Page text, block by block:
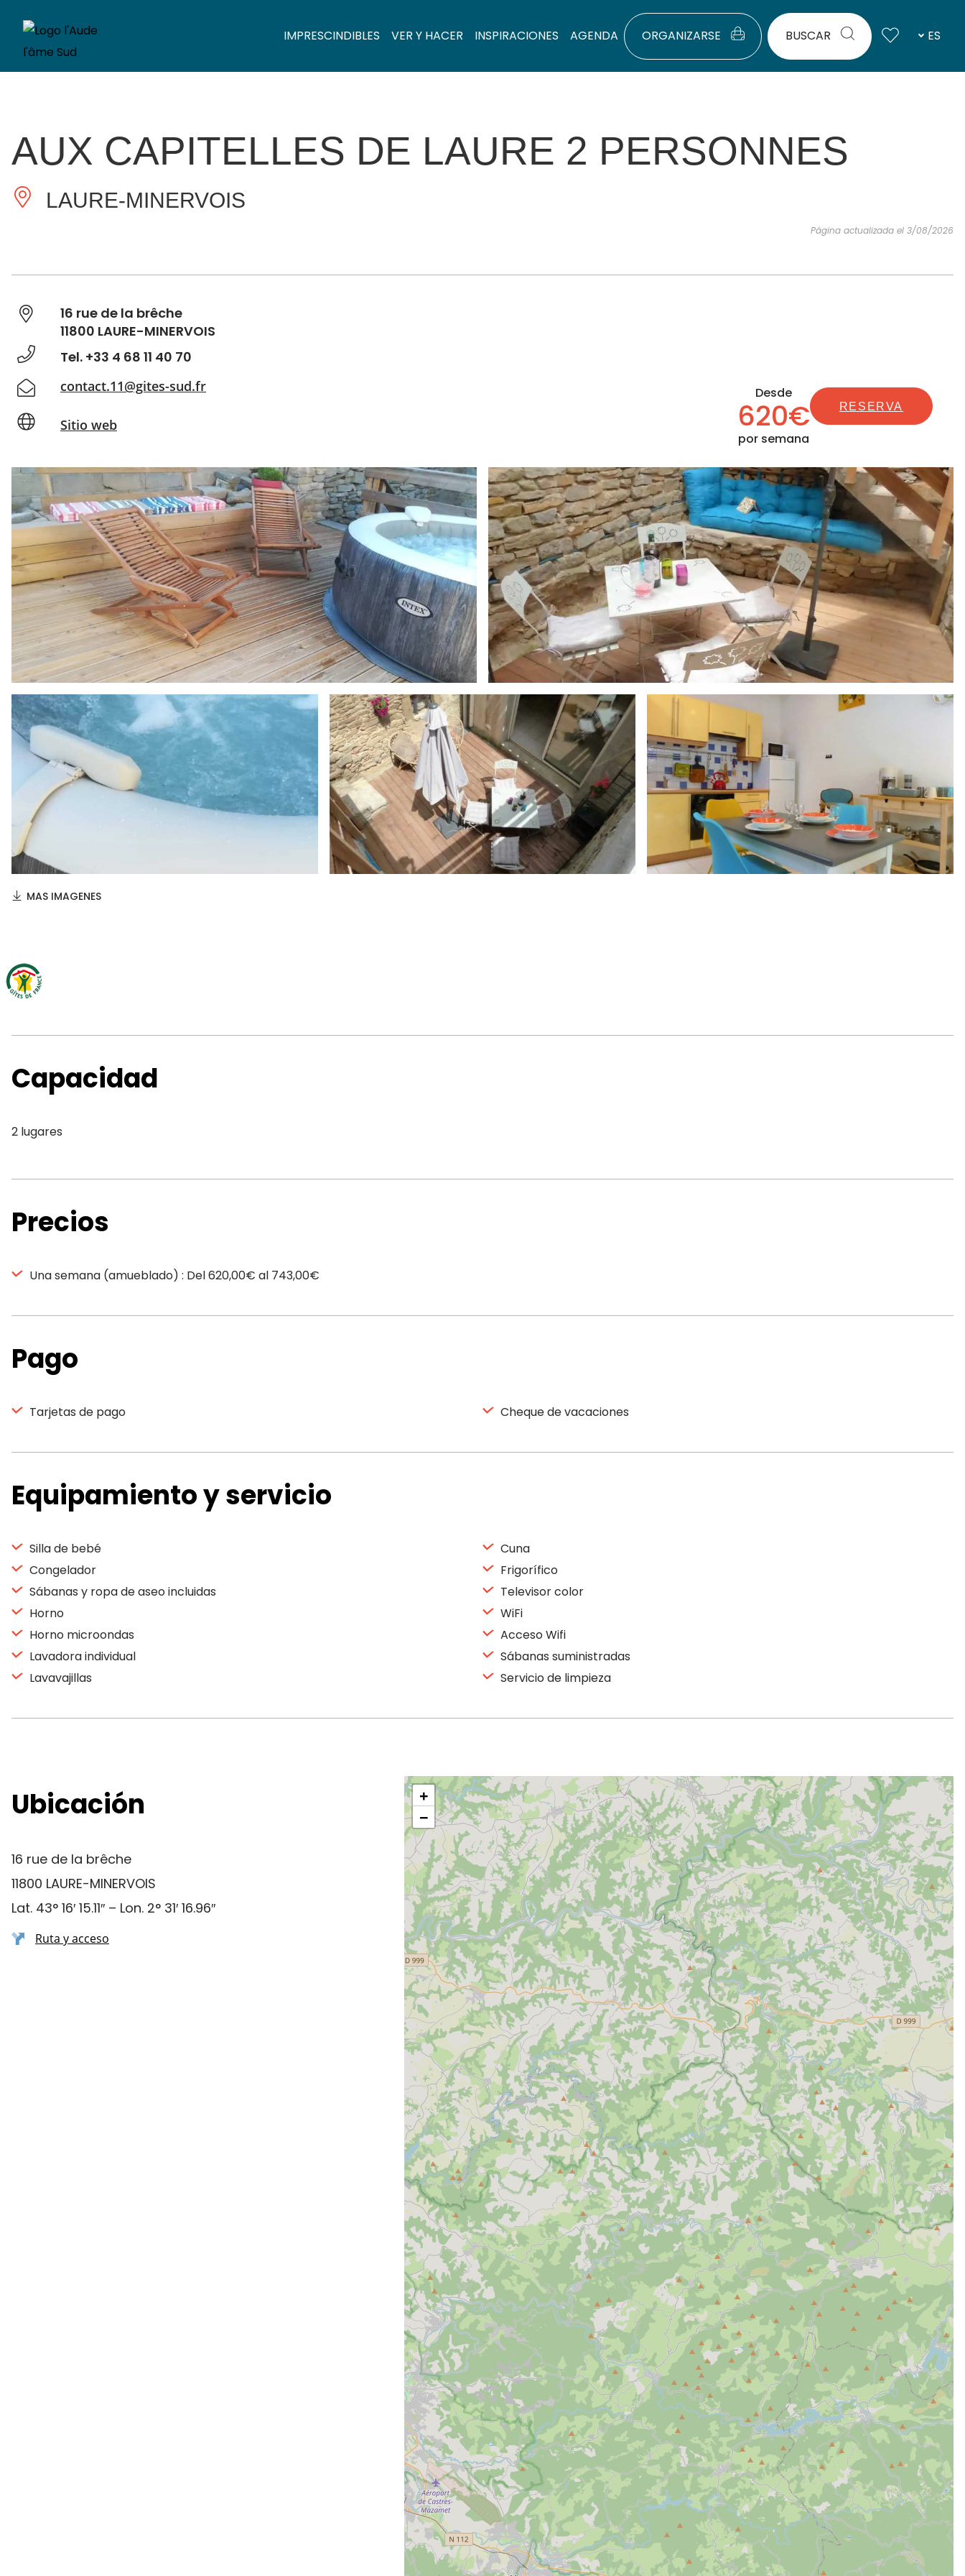
IMPRESCINDIBLES VER Y HACER INSPIRACIONES AGENDA ORGANIZARSE BUSCAR ES
AUX CAPITELLES DE LAURE 2 PERSONNES
LAURE-MINERVOIS
Página actualizada el 3/08/2026
16 rue de la brêche
11800 LAURE-MINERVOIS
Tel. +33 4 68 11 40 70
contact.11@gites-sud.fr
Sitio web
Desde
620€
por semana
RESERVA
MAS IMAGENES
Capacidad
2 lugares
Precios
Una semana (amueblado) : Del 620,00€ al 743,00€
Pago
Tarjetas de pago Cheque de vacaciones
Equipamiento y servicio
Silla de bebé
Congelador
Sábanas y ropa de aseo incluidas
Horno
Horno microondas
Lavadora individual
Lavavajillas
Cuna
Frigorífico
Televisor color
WiFi
Acceso Wifi
Sábanas suministradas
Servicio de limpieza
Ubicación
16 rue de la brêche
11800 LAURE-MINERVOIS
Lat. 43° 16′ 15.11″ – Lon. 2° 31′ 16.96″
Ruta y acceso
+
−